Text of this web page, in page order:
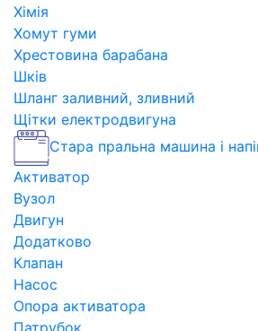
Хімія
Хомут гуми
Хрестовина барабана
Шків
Шланг заливний, зливний
Щітки електродвигуна
Стара пральна машина і
Активатор
Вузол
Двигун
Додатково
Клапан
Насос
Опора активатора
Патрубок